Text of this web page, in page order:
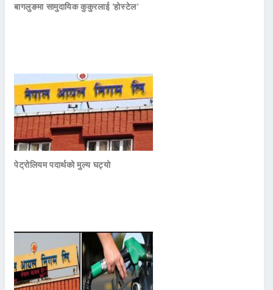
बागलुङमा सामुदायिक कुकुरलाई ‘होस्टेल’
पेट्रोलियम पदार्थको मुल्य घट्यो